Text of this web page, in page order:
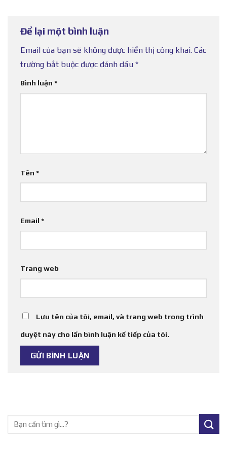
Để lại một bình luận
Email của bạn sẽ không được hiển thị công khai. Các
trường bắt buộc được đánh dấu *
Bình luận *
Tên *
Email *
Trang web
Lưu tên của tôi, email, và trang web trong trình
duyệt này cho lần bình luận kế tiếp của tôi.